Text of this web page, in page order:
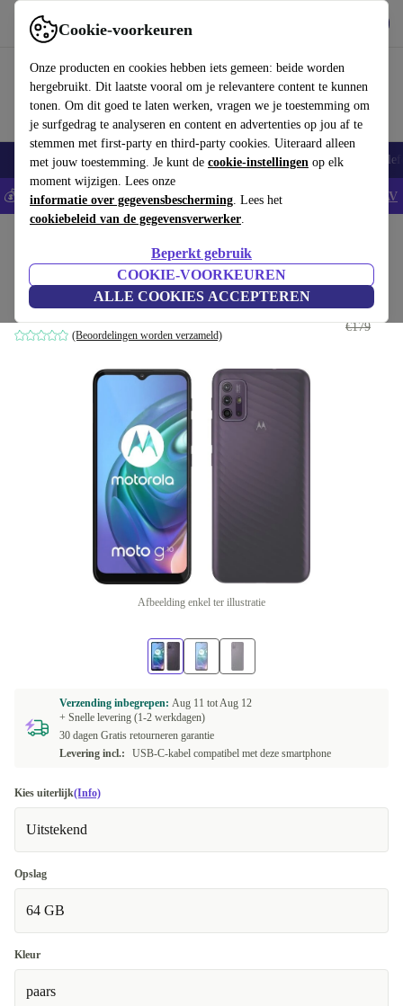
Cookie-voorkeuren
Onze producten en cookies hebben iets gemeen: beide worden
hergebruikt. Dit laatste vooral om je relevantere content te kunnen
tonen. Om dit goed te laten werken, vragen we je toestemming om
je surfgedrag te analyseren en content en advertenties op jou af te
stemmen met first-party en third-party cookies. Uiteraard alleen
met jouw toestemming. Je kunt de cookie-instellingen op elk
moment wijzigen. Lees onze
informatie over gegevensbescherming. Lees het
cookiebeleid van de gegevensverwerker.
Beperkt gebruik
COOKIE-VOORKEUREN
ALLE COOKIES ACCEPTEREN
Gebruik refurbed snel en eenvoudig
Smartphones Laptops Tablets Smartwatches Accessoires
💰Bespaar 5% EXTRA op alle iPhones - Code: IPHONEDEAL - AV
Motorola Moto G10
4 GB | 64 GB | Dual-SIM | Aurora Grey
(Beoordelingen worden verzameld)
€155
€179
Afbeelding enkel ter illustratie
Verzending inbegrepen: Aug 11 totAug 12
+ Snelle levering (1-2 werkdagen)
30 dagen Gratis retourneren garantie
Levering incl.:
USB-C-kabel compatibel met deze smartphone
Kies uiterlijk(Info)
Uitstekend
Opslag
64 GB
Kleur
paars